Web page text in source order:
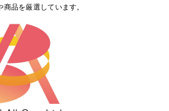
品を厳選しています。